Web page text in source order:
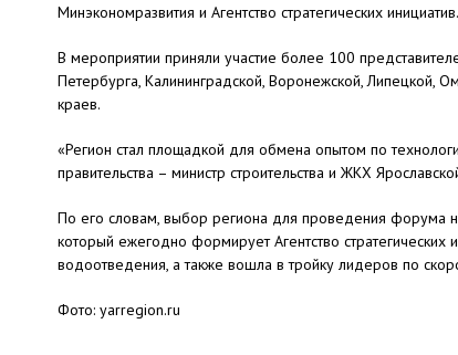
Минэкономразвития и Агентство стратегических инициатив.
В мероприятии приняли участие более 100
Петербурга, Калининградской, Воронежской, Липецкой,
краев.
«Регион стал площадкой для обмена опытом по
правительства – министр строительства и ЖКХ
По его словам, выбор региона для проведения форума
который ежегодно формирует Агентство стратегических
водоотведения, а также вошла в тройку лидеров по
Фото: yarregion.ru